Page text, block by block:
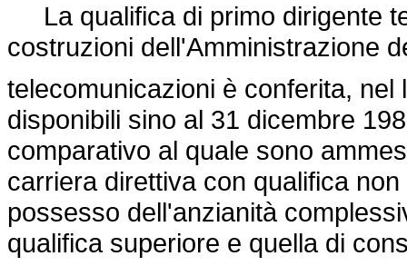
La qualifica di primo dirigente
costruzioni dell'Amministrazione
telecomunicazioni è conferita,
disponibili sino al 31 dicembre
comparativo al quale sono
carriera direttiva con qualifica
possesso dell'anzianità
qualifica superiore e quella di